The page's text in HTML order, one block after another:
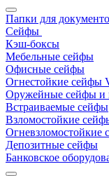
Папки для
Сейфы
Кэш-боксы
Мебельные сейфы
Офисные сейфы
Огнестойкие сейфы
Оружейные сейфы
Встраиваемые сейфы
Взломостойкие
Огневзломостойкие
Депозитные сейфы
Банковское